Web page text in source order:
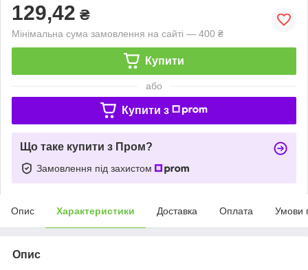
129,42 ₴
Мінімальна сума замовлення на сайті — 400 ₴
Купити
або
Купити з
Що таке купити з Пром?
Замовлення під захистом
Опис Характеристики Доставка Оплата Умови
Опис